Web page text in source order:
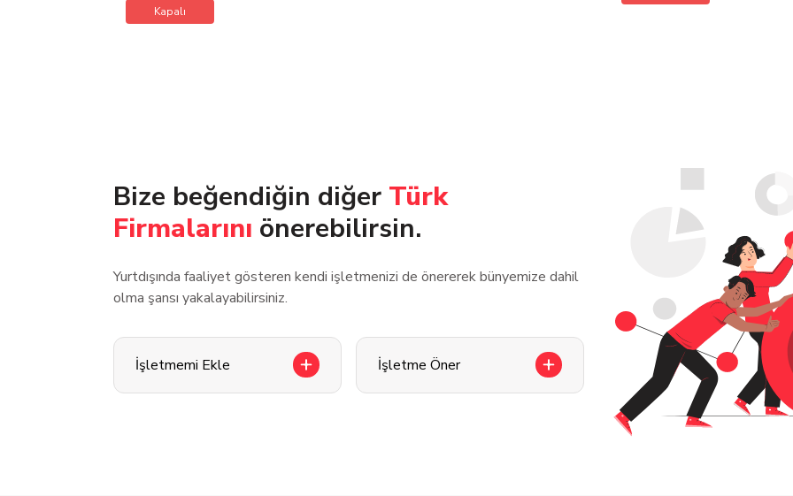
Kapalı
Bize beğendiğin diğer Türk
Firmalarını önerebilirsin.
Yurtdışında faaliyet gösteren kendi işletmenizi de önererek bünyemize dahil
olma şansı yakalayabilirsiniz.
İşletmemi Ekle İşletme Öner